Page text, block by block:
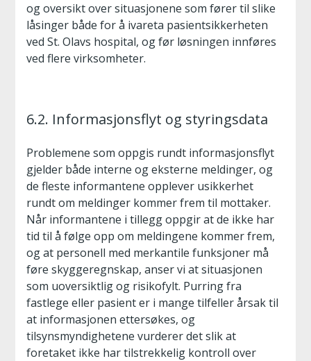
og oversikt over situasjonene som fører til slike
låsinger både for å ivareta pasientsikkerheten
ved St. Olavs hospital, og før løsningen innføres
ved flere virksomheter.
6.2. Informasjonsflyt og styringsdata
Problemene som oppgis rundt informasjonsflyt
gjelder både interne og eksterne meldinger, og
de fleste informantene opplever usikkerhet
rundt om meldinger kommer frem til mottaker.
Når informantene i tillegg oppgir at de ikke har
tid til å følge opp om meldingene kommer frem,
og at personell med merkantile funksjoner må
føre skyggeregnskap, anser vi at situasjonen
som uoversiktlig og risikofylt. Purring fra
fastlege eller pasient er i mange tilfeller årsak til
at informasjonen ettersøkes, og
tilsynsmyndighetene vurderer det slik at
foretaket ikke har tilstrekkelig kontroll over